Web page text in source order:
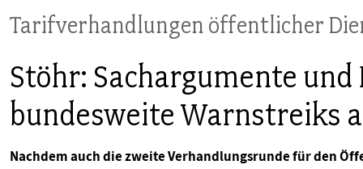
BUNDESTAGSWAHL 2025
POSITIONEN
SCHWERPUNKTTHEMEN
Tarifverhandlungen öffentlicher
Stöhr: Sachargumente
bundesweite Warnstreiks
Nachdem auch die zweite Verhandlungsrunde für den